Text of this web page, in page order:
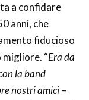
a confidare
anni, che
fiducioso
“Era da
la band
nostri amici–